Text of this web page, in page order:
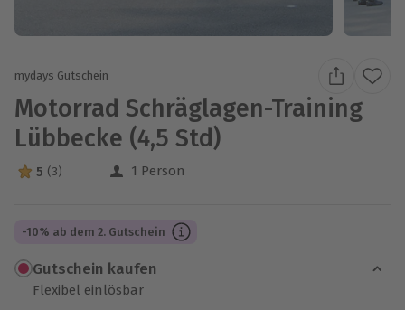
mydays Gutschein
Motorrad Schräglagen-Training
Lübbecke (4,5 Std)
5 Sterne von 5 aus 3 Bewertungen
5 (3) 1 Person
-10% ab dem 2. Gutschein
Gutschein kaufen
Flexibel einlösbar